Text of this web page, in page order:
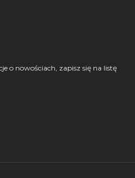
o nowościach, zapisz się na listę